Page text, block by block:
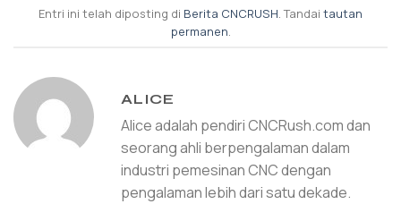
Entri ini telah diposting di Berita CNCRUSH. Tandai tautan
permanen.
ALICE
Alice adalah pendiri CNCRush.com dan
seorang ahli berpengalaman dalam
industri pemesinan CNC dengan
pengalaman lebih dari satu dekade.